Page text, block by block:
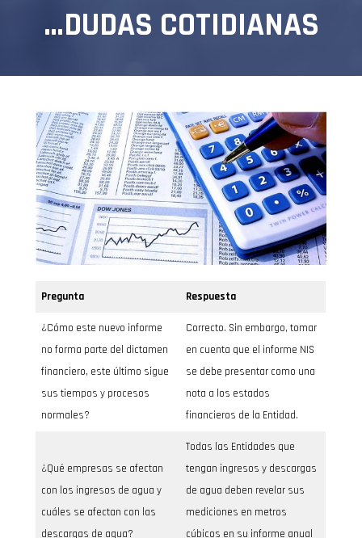
…DUDAS COTIDIANAS
Pregunta Respuesta
¿Cómo este nuevo informe
no forma parte del dictamen
financiero, este último sigue
sus tiempos y procesos
normales?
Correcto. Sin embargo, tomar
en cuenta que el informe NIS
se debe presentar como una
nota a los estados
financieros de la Entidad.
¿Qué empresas se afectan
con los ingresos de agua y
cuáles se afectan con las
descargas de agua?
Todas las Entidades que
tengan ingresos y descargas
de agua deben revelar sus
mediciones en metros
cúbicos en su informe anual